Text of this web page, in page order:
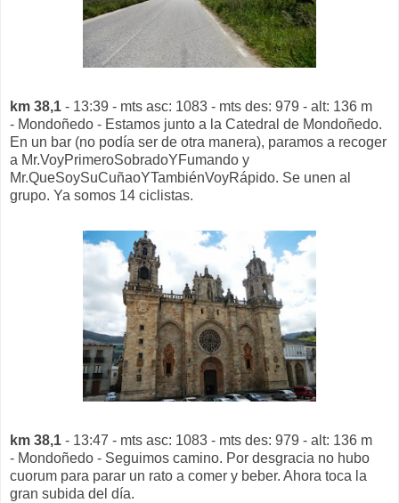
km 38,1 - 13:39 - mts asc: 1083 - mts des: 979 - alt: 136 m
- Mondoñedo - Estamos junto a la Catedral de Mondoñedo.
En un bar (no podía ser de otra manera), paramos a recoger
a Mr.VoyPrimeroSobradoYFumando y
Mr.QueSoySuCuñaoYTambiénVoyRápido. Se unen al
grupo. Ya somos 14 ciclistas.
km 38,1 - 13:47 - mts asc: 1083 - mts des: 979 - alt: 136 m
- Mondoñedo - Seguimos camino. Por desgracia no hubo
cuorum para parar un rato a comer y beber. Ahora toca la
gran subida del día.